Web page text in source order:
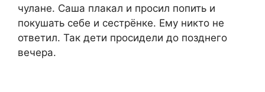
чулане. Саша плакал и просил попить и
покушать себе и сестрёнке. Ему никто не
ответил. Так дети просидели до позднего
вечера.